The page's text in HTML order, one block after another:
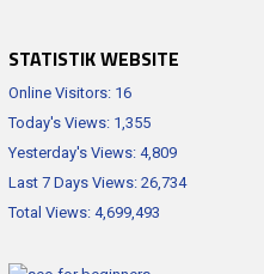
STATISTIK WEBSITE
Online Visitors: 16
Today's Views: 1,355
Yesterday's Views: 4,809
Last 7 Days Views: 26,734
Total Views: 4,699,493